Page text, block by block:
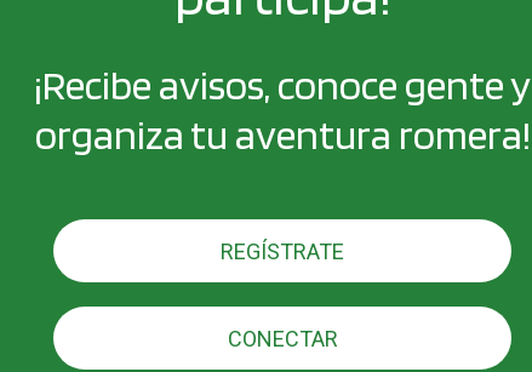
¡Recibe avisos, conoce gente y
organiza tu aventura romera!
REGÍSTRATE
CONECTAR